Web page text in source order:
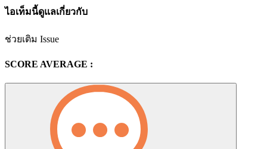
ไอเท็มนี้ดูแลเกี่ยวกับ
ช่วยเติม Issue
SCORE AVERAGE :